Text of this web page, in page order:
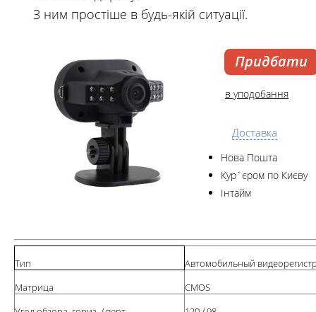
З ним простіше в будь-якій ситуації.
Придбати
в уподобання
Доставка
Нова Пошта
Кур`єром по Києву
Інтайм
Тип
Автомобильный
Матрица
CMOS